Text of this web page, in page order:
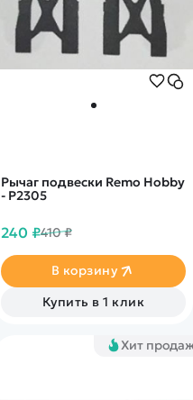
Рычаг подвески Remo Hobby
- P2305
240 ₽410 ₽
В корзину
Купить в 1 клик
Хит